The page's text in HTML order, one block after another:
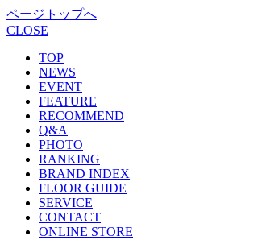
ページトップへ
CLOSE
TOP
NEWS
EVENT
FEATURE
RECOMMEND
Q&A
PHOTO
RANKING
BRAND INDEX
FLOOR GUIDE
SERVICE
CONTACT
ONLINE STORE